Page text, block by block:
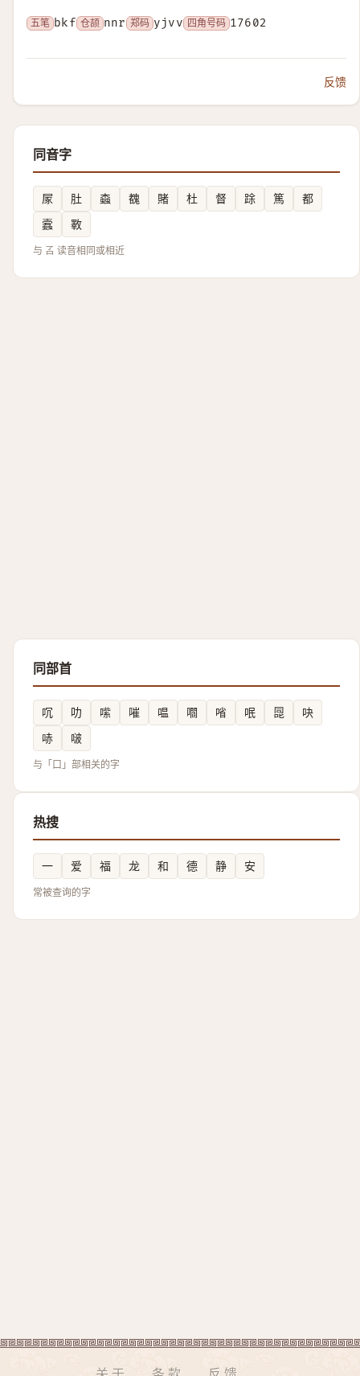
五笔 bkf 仓颉 nnr 郑码 yjvv 四角号码 17602
反馈
同音字
㞘 肚 螙 䰩 賭 杜 督 䟻 篤
都
蠧
斁
与 叾 读音相同或相近
同部首
㕴 叻 㗪 嗺 嗢 嚪 㗂 呡 㖯
吷
哧
啵
与「口」部相关的字
热搜
一 爱 福 龙 和 德 静 安
常被查询的字